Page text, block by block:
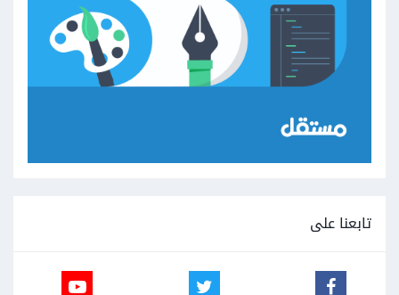
تابعنا على